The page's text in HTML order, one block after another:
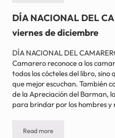
DÍA NACIONAL DEL
viernes de diciembre
DÍA NACIONAL DEL
Camarero reconoce a los
todos los cócteles del libro, sino
que mejor escuchan. También
de la Apreciación del Barman,
para brindar por los hombres y
Read moreDÍA NACIONAL DEL